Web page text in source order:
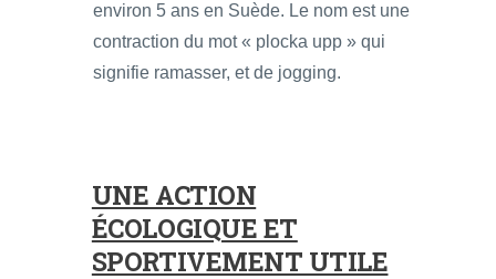
environ 5 ans en Suède. Le nom est une
contraction du mot « plocka upp » qui
signifie ramasser, et de jogging.
UNE ACTION
ÉCOLOGIQUE ET
SPORTIVEMENT UTILE